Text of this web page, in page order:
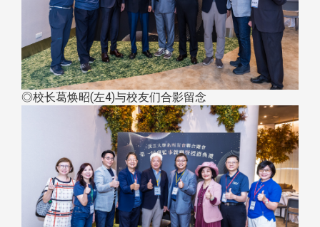
◎校长葛焕昭(左4)与校友们合影留念